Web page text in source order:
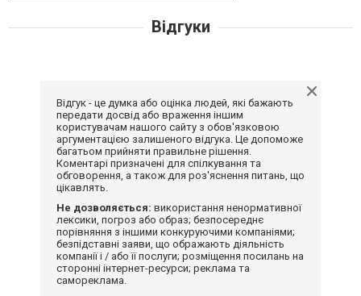
Відгуки
Відгук - це думка або оцінка людей, які бажають
передати досвід або враження іншим
користувачам нашого сайту з обов'язковою
аргументацією залишеного відгука. Це допоможе
багатьом прийняти правильне рішення.
Коментарі призначені для спілкування та
обговорення, а також для роз'яснення питань, що
цікавлять.
Не дозволяється: використання ненормативної
лексики, погроз або образ; безпосереднє
порівняння з іншими конкуруючими компаніями;
безпідставні заяви, що ображають діяльність
компанії і / або її послуги; розміщення посилань на
сторонні інтернет-ресурси; реклама та
самореклама.